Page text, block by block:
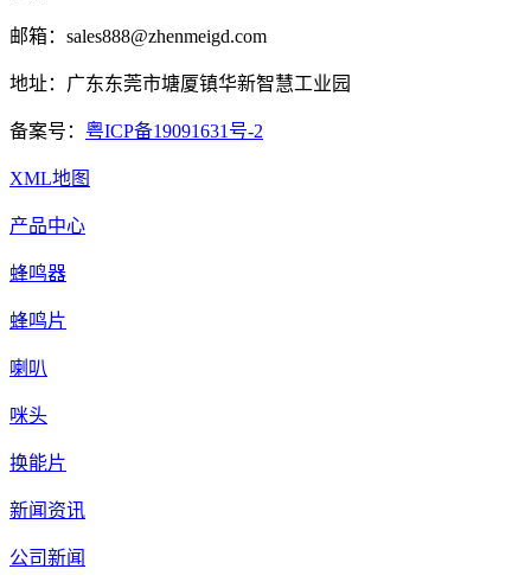
邮箱：sales888@zhenmeigd.com
地址：广东东莞市塘厦镇华新智慧工业园
备案号： 粤ICP备19091631号-2
XML地图
产品中心
蜂鸣器
蜂鸣片
喇叭
咪头
换能片
新闻资讯
公司新闻